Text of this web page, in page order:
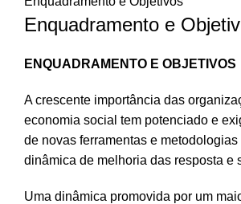
Enquadramento e
ENQUADRAMENTO E OBJETIVOS
A crescente importância das
economia social tem potenciado e
de novas ferramentas e
dinâmica de melhoria das resposta e
Uma dinâmica promovida por um